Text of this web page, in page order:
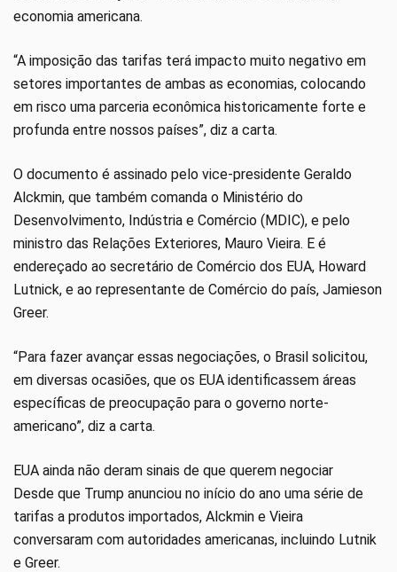
economia americana.
“A imposição das tarifas terá impacto muito negativo em
setores importantes de ambas as economias, colocando
em risco uma parceria econômica historicamente forte e
profunda entre nossos países”, diz a carta.
O documento é assinado pelo vice-presidente Geraldo
Alckmin, que também comanda o Ministério do
Desenvolvimento, Indústria e Comércio (MDIC), e pelo
ministro das Relações Exteriores, Mauro Vieira. E é
endereçado ao secretário de Comércio dos EUA, Howard
Lutnick, e ao representante de Comércio do país, Jamieson
Greer.
“Para fazer avançar essas negociações, o Brasil solicitou,
em diversas ocasiões, que os EUA identificassem áreas
específicas de preocupação para o governo norte-
americano”, diz a carta.
EUA ainda não deram sinais de que querem negociar
Desde que Trump anunciou no início do ano uma série de
tarifas a produtos importados, Alckmin e Vieira
conversaram com autoridades americanas, incluindo Lutnik
e Greer.